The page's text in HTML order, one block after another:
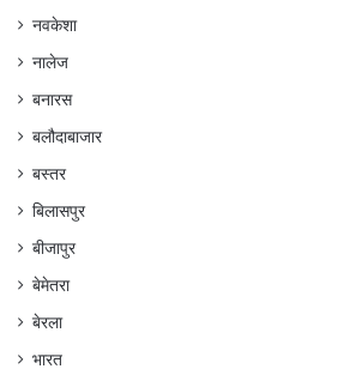
नवकेशा
नालेज
बनारस
बलौदाबाजार
बस्तर
बिलासपुर
बीजापुर
बेमेतरा
बेरला
भारत